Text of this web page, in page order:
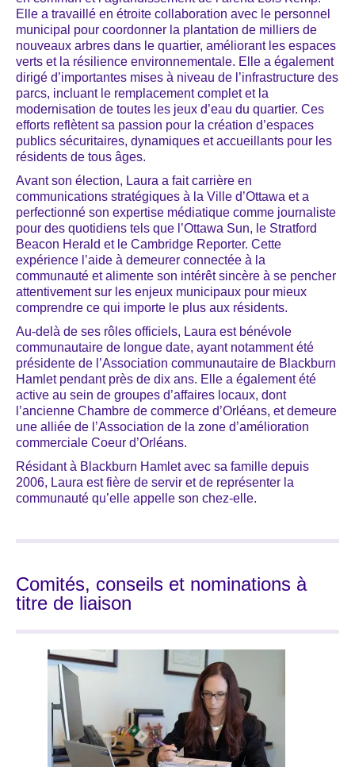
Elle a travaillé en étroite collaboration avec le personnel
municipal pour coordonner la plantation de milliers de
nouveaux arbres dans le quartier, améliorant les espaces
verts et la résilience environnementale. Elle a également
dirigé d’importantes mises à niveau de l’infrastructure des
parcs, incluant le remplacement complet et la
modernisation de toutes les jeux d’eau du quartier. Ces
efforts reflètent sa passion pour la création d’espaces
publics sécuritaires, dynamiques et accueillants pour les
résidents de tous âges.
Avant son élection, Laura a fait carrière en
communications stratégiques à la Ville d’Ottawa et a
perfectionné son expertise médiatique comme journaliste
pour des quotidiens tels que l’Ottawa Sun, le Stratford
Beacon Herald et le Cambridge Reporter. Cette
expérience l’aide à demeurer connectée à la
communauté et alimente son intérêt sincère à se pencher
attentivement sur les enjeux municipaux pour mieux
comprendre ce qui importe le plus aux résidents.
Au-delà de ses rôles officiels, Laura est bénévole
communautaire de longue date, ayant notamment été
présidente de l’Association communautaire de Blackburn
Hamlet pendant près de dix ans. Elle a également été
active au sein de groupes d’affaires locaux, dont
l’ancienne Chambre de commerce d’Orléans, et demeure
une alliée de l’Association de la zone d’amélioration
commerciale Coeur d’Orléans.
Résidant à Blackburn Hamlet avec sa famille depuis
2006, Laura est fière de servir et de représenter la
communauté qu’elle appelle son chez-elle.
Comités, conseils et nominations à
titre de liaison